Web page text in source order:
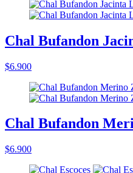
Chal Bufandon
$6.900
Chal Bufandon
$6.900